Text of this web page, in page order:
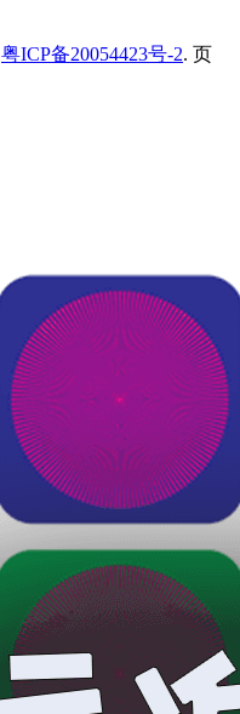
粤ICP备20054423号-2. 页